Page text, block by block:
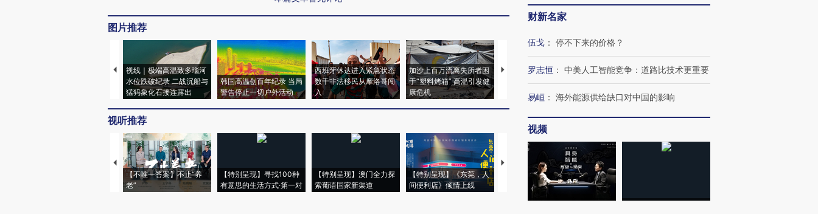
图片推荐
视线｜极端高温致多瑙河
水位跌破纪录 二战沉船与
猛犸象化石接连露出
韩国高温创百年纪录 当局
警告停止一切户外活动
西班牙休达进入紧急状态
数千非法移民从摩洛哥闯
入
加沙上百万流离失所者困
于“塑料烤箱” 高温引发健
康危机
视线｜HYROX的吸金
术：是什么让中产们甘
心“花钱找虐”？
马航飞行员跨国走私7万
粒摇头丸 尿检体内含3种
毒品
视线｜被称为“蟑螂”的印
度Z世代 用街头抗争将教
视听推荐
【不唯一答案】不止“养
老”
【特别呈现】寻找100种
有意思的生活方式·第一对
【特别呈现】澳门全力探
索葡语国家新渠道
【特别呈现】《东莞，人
间便利店》倾情上线
【推广】走进第四届链博
会，让数智科技“链”接产
【特别呈现】寻找100种
有意思的生活方式·第三对
财新名家
伍戈 ： 停不下来的价格？
罗志恒 ： 中美人工智能竞争：道路比技术更重要
易峘 ： 海外能源供给缺口对中国的影响
视频